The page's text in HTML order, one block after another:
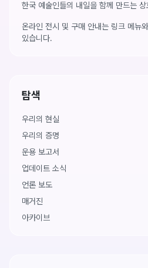
한국 예술인들의 내일을 함께 만드는
온라인 전시 및 구매 안내는 링크 메뉴
있습니다.
탐색
우리의 현실
우리의 증명
운용 보고서
업데이트 소식
언론 보도
매거진
아카이브